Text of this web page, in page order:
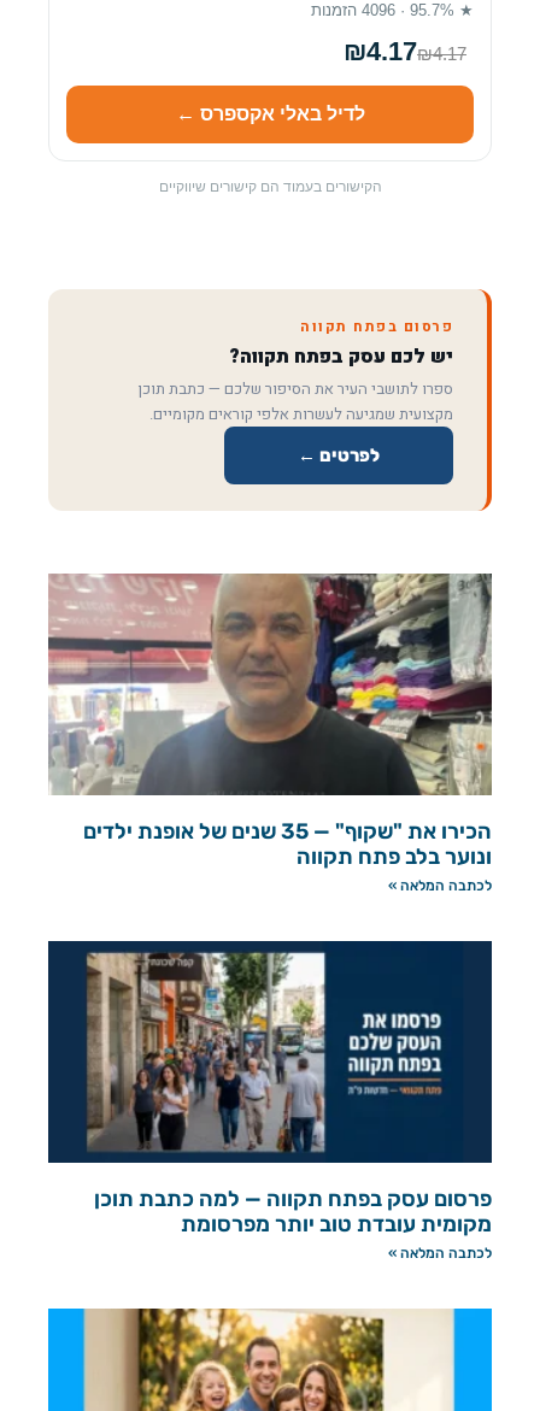
★ 95.7% · 4096 הזמנות
₪4.17₪4.17
לדיל באלי אקספרס ←
הקישורים בעמוד הם קישורים שיווקיים
פרסום בפתח תקווה
יש לכם עסק בפתח תקווה?
ספרו לתושבי העיר את הסיפור שלכם — כתבת תוכן
מקצועית שמגיעה לעשרות אלפי קוראים מקומיים.
לפרטים ←
הכירו את "שקוף" — 35 שנים של אופנת ילדים
ונוער בלב פתח תקווה
לכתבה המלאה »
פרסום עסק בפתח תקווה — למה כתבת תוכן
מקומית עובדת טוב יותר מפרסומת
לכתבה המלאה »